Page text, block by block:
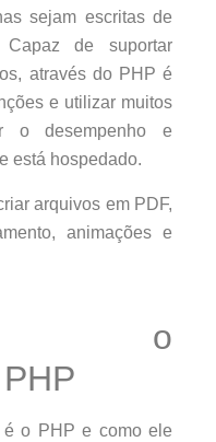
sejam escritas de
de suportar
através do PHP é
e utilizar muitos
o desempenho e
está hospedado.
arquivos em PDF,
animações e
o
é o PHP e como ele